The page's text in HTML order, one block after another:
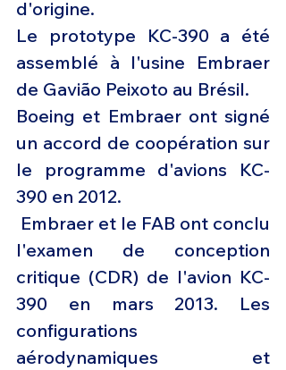
d'origine.
Le prototype KC-390 a été
assemblé à l'usine Embraer
de Gavião Peixoto au Brésil.
Boeing et Embraer ont signé
un accord de coopération sur
le programme d'avions KC-
390 en 2012.
Embraer et le FAB ont conclu
l'examen de conception
critique (CDR) de l'avion KC-
390 en mars 2013. Les
configurations
aérodynamiques et